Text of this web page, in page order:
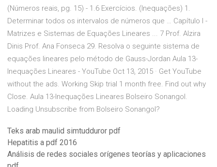
(Números reais, pg. 15) - 1.6 Exercícios. (Inequações) 1.
Determinar todos os intervalos de números que … Capítulo I -
Matrizes e Sistemas de Equações Lineares ... 7 Prof. Alzira
Dinis Prof. Ana Fonseca 29. Resolva o seguinte sistema de
equações lineares pelo método de Gauss-Jordan Aula 13-
Inequações Lineares - YouTube Oct 13, 2015 · Get YouTube
without the ads. Working Skip trial 1 month free. Find out why
Close. Aula 13-Inequações Lineares Bolseiro Sonangol.
Loading Unsubscribe from Bolseiro Sonangol?
Teks arab maulid simtudduror pdf
Hepatitis a pdf 2016
Análisis de redes sociales orígenes teorías y aplicaciones